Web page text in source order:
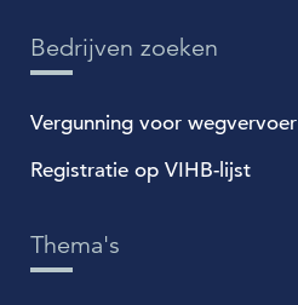
Bedrijven zoeken
Vergunning voor wegvervoer
Registratie op VIHB-lijst
Thema's